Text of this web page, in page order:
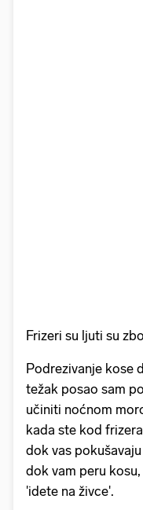
Frizeri su ljuti su
Podrezivanje kose
težak posao sam
učiniti noćnom
kada ste kod
dok vas
dok vam peru
'idete na živce'.